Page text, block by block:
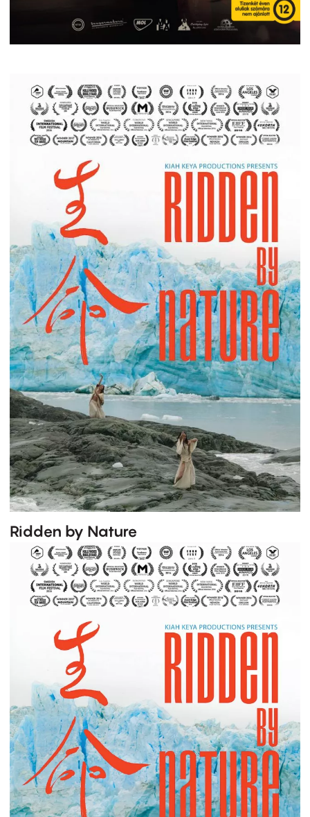
Ridden by Nature